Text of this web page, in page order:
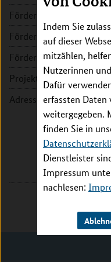
Indem Sie
auf dieser
mitzählen,
Nutzerinnen
Dafür
erfassten
weitergegeben.
finden Sie in
Dienstleister
Impressum
nachlesen:
Förderkennzeichen:
Fördersumme:
Förderzeitraum:
Projektleitung:
Adresse: